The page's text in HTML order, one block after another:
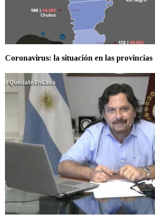
Coronavirus: la situación en las provincias